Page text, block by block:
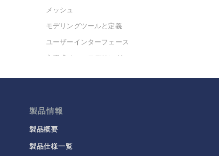
メッシュ
モデリングツールと定義
ユーザーインターフェース
方程式ベースモデリング
結果と可視化
今日の科学
化学
製品情報
製品概要
製品仕様一覧